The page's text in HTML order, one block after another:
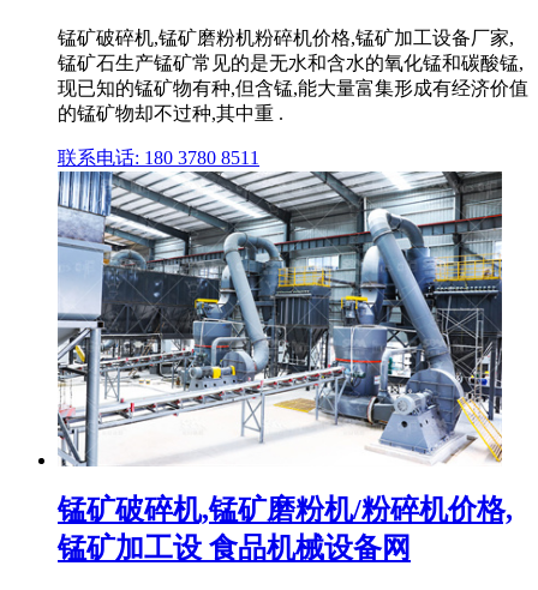
锰矿破碎机,锰矿磨粉机粉碎机价格,锰矿加工设备厂家,
锰矿石生产锰矿常见的是无水和含水的氧化锰和碳酸锰,
现已知的锰矿物有种,但含锰,能大量富集形成有经济价值
的锰矿物却不过种,其中重 .
联系电话: 180 3780 8511
锰矿破碎机,锰矿磨粉机/粉碎机价格,
锰矿加工设 食品机械设备网